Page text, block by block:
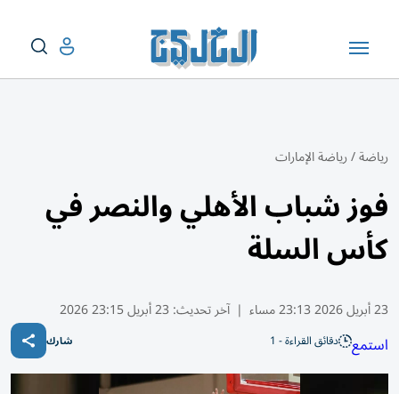
رياضة/رياضة الإمارات
فوز شباب الأهلي والنصر في
كأس السلة
23 أبريل 2026 23:13 مساء | آخر تحديث: 23 أبريل 23:15 2026
استمع دقائق القراءة - 1 شارك